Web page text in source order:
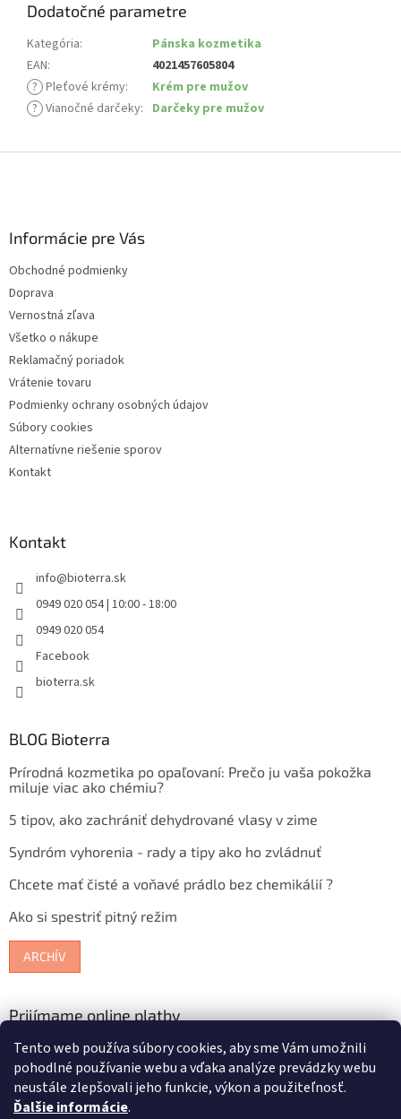
Tento web používa súbory cookies, aby sme Vám umožnili
pohodlné používanie webu a vďaka analýze prevádzky webu
neustále zlepšovali jeho funkcie, výkon a použiteľnosť.
Ďalšie informácie.
Dodatočné parametre
Kategória:
Pánska kozmetika
EAN:
4021457605804
? Pleťové krémy:
Krém pre mužov
? Vianočné darčeky: Darčeky pre mužov
Informácie pre Vás
Obchodné podmienky
Doprava
Vernostná zľava
Všetko o nákupe
Reklamačný poriadok
Vrátenie tovaru
Podmienky ochrany osobných údajov
Súbory cookies
Alternatívne riešenie sporov
Kontakt
Kontakt
info@bioterra.sk
0949 020 054 | 10:00 - 18:00
0949 020 054
Facebook
bioterra.sk
BLOG Bioterra
Prírodná kozmetika po opaľovaní: Prečo ju vaša pokožka
miluje viac ako chémiu?
5 tipov, ako zachrániť dehydrované vlasy v zime
Syndróm vyhorenia - rady a tipy ako ho zvládnuť
Chcete mať čisté a voňavé prádlo bez chemikálií ?
Ako si spestriť pitný režim
ARCHÍV
Prijímame online platby